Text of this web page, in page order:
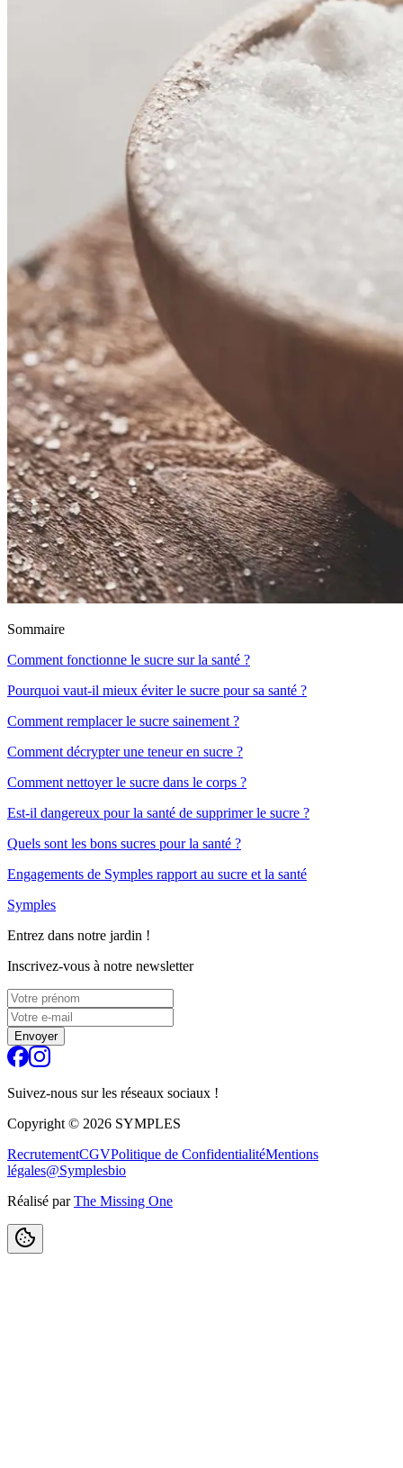
Sommaire
Comment fonctionne le sucre sur la santé ?
Pourquoi vaut-il mieux éviter le sucre pour sa santé ?
Comment remplacer le sucre sainement ?
Comment décrypter une teneur en sucre ?
Comment nettoyer le sucre dans le corps ?
Est-il dangereux pour la santé de supprimer le sucre ?
Quels sont les bons sucres pour la santé ?
Engagements de Symples rapport au sucre et la santé
Symples
Entrez dans notre jardin !
Inscrivez-vous à notre newsletter
Envoyer
Suivez-nous sur les réseaux sociaux !
Copyright © 2026 SYMPLES
RecrutementCGVPolitique de ConfidentialitéMentions
légales@Symplesbio
Réalisé par The Missing One